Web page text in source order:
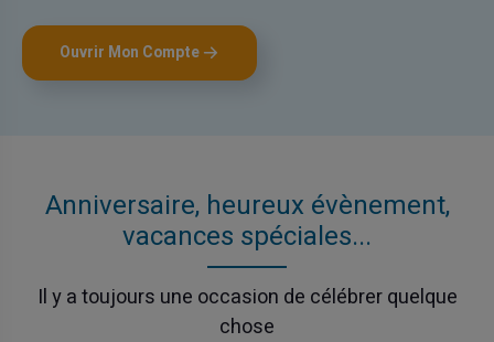
Ouvrir Mon Compte
Anniversaire, heureux évènement,
vacances spéciales...
Il y a toujours une occasion de célébrer quelque
chose